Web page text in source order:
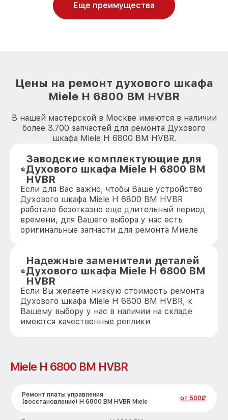
Еще преимущества
Цены на ремонт духового шкафа
Miele H 6800 BM HVBR
В нашей мастерской в Москве имеются в наличии
более 3.700 запчастей для ремонта Духового
шкафа Miele H 6800 BM HVBR.
Заводские комплектующие для
Духового шкафа Miele H 6800 BM
HVBR
Если для Вас важно, чтобы Ваше устройство
Духового шкафа Miele H 6800 BM HVBR
работало безотказно еще длительный период
времени, для Вашего выбора у нас есть
оригинальные запчасти для ремонта Миеле
Надежные заменители деталей
Духового шкафа Miele H 6800 BM
HVBR
Если Вы желаете низкую стоимость ремонта
Духового шкафа Miele H 6800 BM HVBR, к
Вашему выбору у нас в наличии на складе
имеются качественные реплики
Miele H 6800 BM HVBR
Ремонт платы управления
(восстановление) H 6800 BM HVBR Miele
от 500₽